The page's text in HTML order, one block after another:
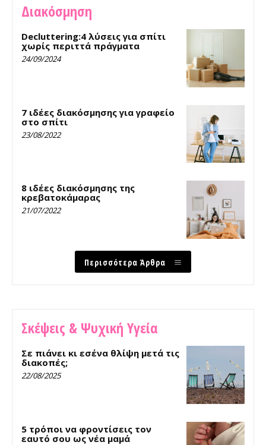
Διακόσμηση
Decluttering:4 λύσεις για σπίτι
χωρίς περιττά πράγματα
24/09/2024
7 ιδέες διακόσμησης για γραφείο
στο σπίτι
23/08/2022
8 ιδέες διακόσμησης της
κρεβατοκάμαρας
21/07/2022
Περισσότερα Άρθρα
Σκέψεις & Ψυχική Υγεία
Σε πιάνει κι εσένα θλίψη μετά τις
διακοπές;
22/08/2025
5 τρόποι να φροντίσεις τον
εαυτό σου ως νέα μαμά